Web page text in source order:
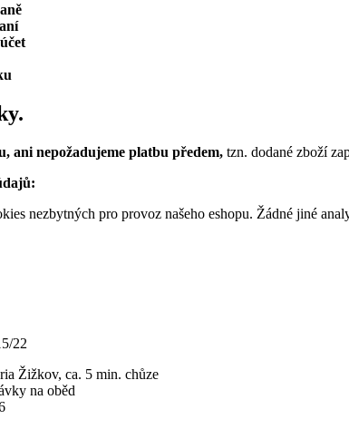
ani nepožadujeme platbu předem, tzn. dodané zboží
nezbytných pro provoz našeho eshopu. Žádné jiné
22
Žižkov, ca. 5 min. chůze
na oběd